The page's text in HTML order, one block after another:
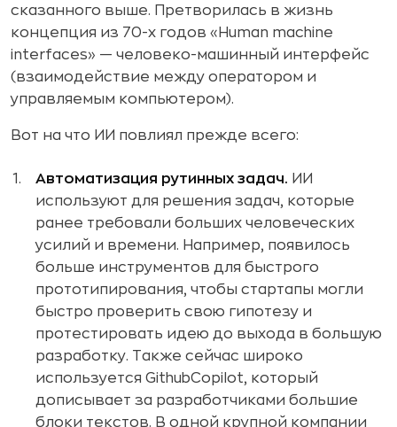
сказанного выше. Претворилась в жизнь
концепция из 70-х годов «Human machine
interfaces» — человеко-машинный интерфейс
(взаимодействие между оператором и
управляемым компьютером).
Вот на что ИИ повлиял прежде всего:
Автоматизация рутинных задач. ИИ
используют для решения задач, которые
ранее требовали больших человеческих
усилий и времени. Например, появилось
больше инструментов для быстрого
прототипирования, чтобы стартапы могли
быстро проверить свою гипотезу и
протестировать идею до выхода в большую
разработку. Также сейчас широко
используется GithubCopilot, который
дописывает за разработчиками большие
блоки текстов. В одной крупной компании